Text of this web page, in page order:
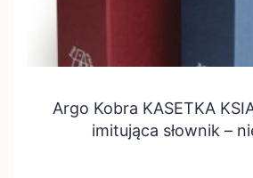
Argo Kobra KASETKA
imitująca słownik –